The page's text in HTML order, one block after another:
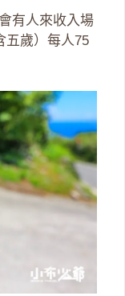
有人來收入場
五歲）每人75